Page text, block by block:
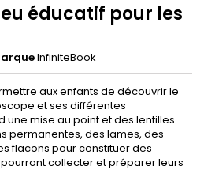
éducatif pour les
InfiniteBook
aux enfants de découvrir le
et ses différentes
une mise au point et des lentilles
permanentes, des lames, des
flacons pour constituer des
collecter et préparer leurs